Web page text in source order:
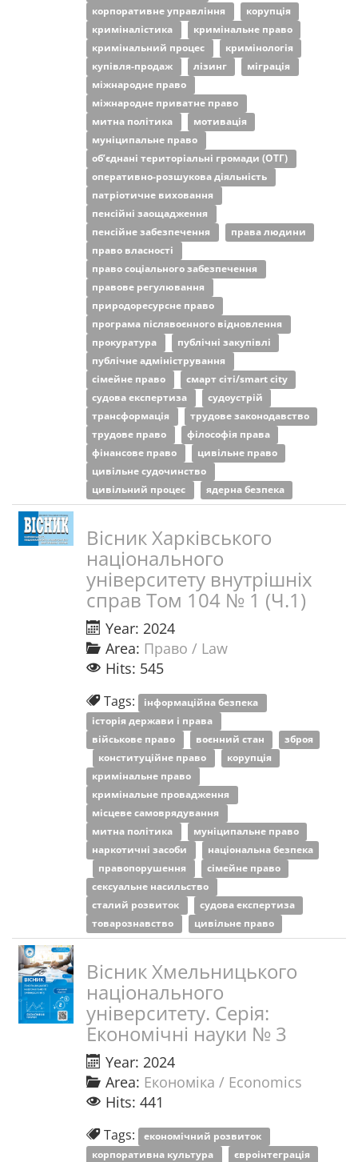
корпоративне управління
корупція
криміналістика
кримінальне право
кримінальний процес
кримінологія
купівля-продаж
лізинг
міграція
міжнародне право
міжнародне приватне право
митна політика
мотивація
муніципальне право
об’єднані територіальні громади (ОТГ)
оперативно-розшукова діяльність
патріотичне виховання
пенсійні заощадження
пенсійне забезпечення
права людини
право власності
право соціального забезпечення
правове регулювання
природоресурсне право
програма післявоєнного відновлення
прокуратура
публічні закупівлі
публічне адміністрування
сімейне право
смарт сіті/smart city
судова експертиза
судоустрій
трансформація
трудове законодавство
трудове право
філософія права
фінансове право
цивільне право
цивільне судочинство
цивільний процес
ядерна безпека
Вісник Харківського
національного
університету внутрішніх
справ Том 104 № 1 (Ч.1)
Year: 2024
Area: Право / Law
Hits: 545
Tags: інформаційна безпека
історія держави і права
військове право
воєнний стан
зброя
конституційне право
корупція
кримінальне право
кримінальне провадження
місцеве самоврядування
митна політика
муніципальне право
наркотичні засоби
національна безпека
правопорушення
сімейне право
сексуальне насильство
сталий розвиток
судова експертиза
товарознавство
цивільне право
Вісник Хмельницького
національного
університету. Серія:
Економічні науки № 3
Year: 2024
Area: Економіка / Economics
Hits: 441
Tags: економічний розвиток
корпоративна культура
євроінтеграція